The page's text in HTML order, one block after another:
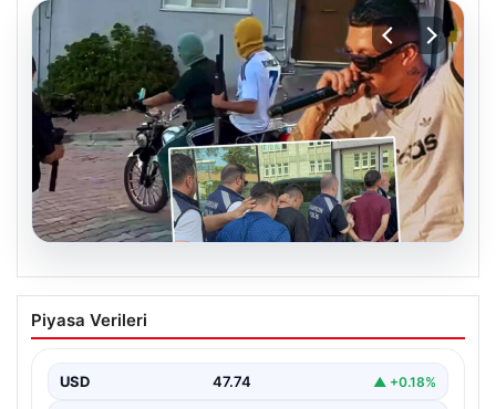
06.08.2026
Rapçi Keskin’in Klipte Silah Kullanımı
Nedeniyle Gözaltına Alınması
rapçi Yüşa Keskin, son yaptığı müzik klibinde…
Piyasa Verileri
USD 47.74 ▲ +0.18%